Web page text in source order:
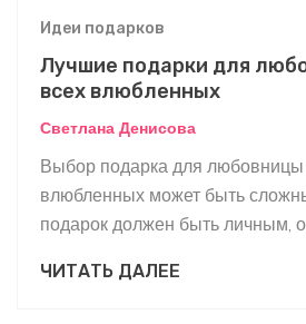
Идеи подарков
Лучшие подарки для
всех влюбленных
Светлана Денисова
Выбор подарка для любовницы
влюбленных может быть
подарок должен быть личным,
подробно рассматривются
ЧИТАТЬ ДАЛЕЕ